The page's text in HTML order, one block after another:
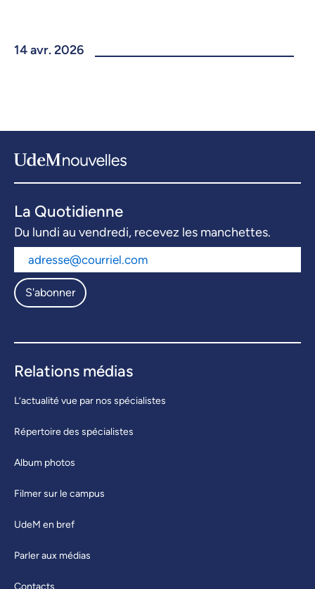
14 avr. 2026
La Quotidienne
Du lundi au vendredi, recevez les manchettes.
S'abonner
Relations médias
L’actualité vue par nos spécialistes
Répertoire des spécialistes
Album photos
Filmer sur le campus
UdeM en bref
Parler aux médias
Contacts